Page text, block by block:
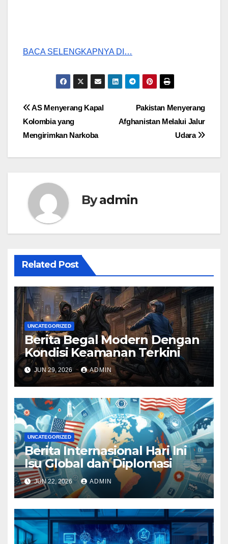
BACA SELENGKAPNYA DI…
Post
navigation
Pakistan Menyerang
Afghanistan Melalui Jalur
Udara
AS Menyerang Kapal
Kolombia yang
Mengirimkan Narkoba
Byadmin
Related Post
UNCATEGORIZED
Berita Begal Modern Dengan
Kondisi Keamanan Terkini
JUN 29, 2026 ADMIN
UNCATEGORIZED
Berita Internasional Hari Ini
Isu Global dan Diplomasi
JUN 22, 2026 ADMIN